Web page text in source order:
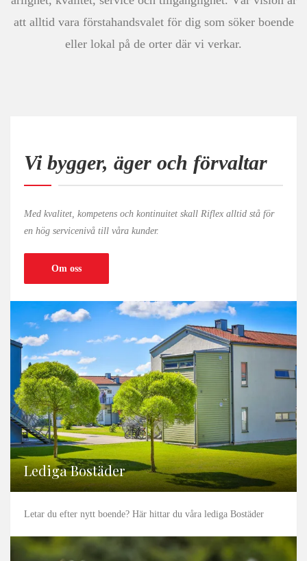
att alltid vara förstahandsvalet för dig som söker boende
eller lokal på de orter där vi verkar.
Vi bygger, äger och förvaltar
Med kvalitet, kompetens och kontinuitet skall Riflex alltid stå för
en hög servicenivå till våra kunder.
Om oss
Lediga Bostäder
Letar du efter nytt boende? Här hittar du våra lediga Bostäder